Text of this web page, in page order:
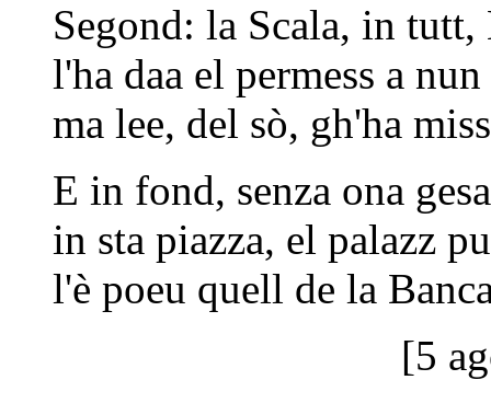
Segond: la Scala, in tutt,
l'ha daa el permess a
ma lee, del sò, gh'ha
E in fond, senza ona gesa
in sta piazza, el palazz
l'è poeu quell de la
[5